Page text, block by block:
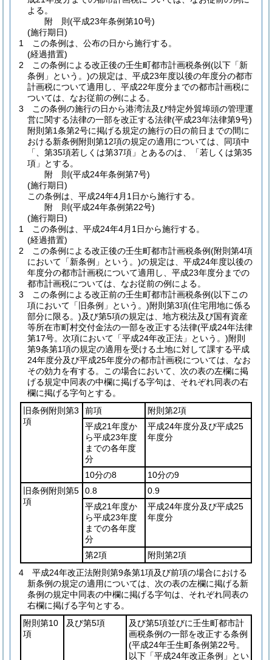
よる。
附 則(平成23年条例第10号)
(施行期日)
1
この条例は、公布の日から施行する。
(経過措置)
2
この条例による改正後の壬生町都市計画税条例(以下「新
条例」という。)の規定は、平成23年度以後の年度分の都市
計画税について適用し、平成22年度分までの都市計画税に
ついては、なお従前の例による。
3
この条例の施行の日から港湾法及び特定外貿埠頭の管理運
営に関する法律の一部を改正する法律(平成23年法律第9号)
附則第1条第2号に掲げる規定の施行の日の前日までの間に
おける新条例附則第12項の規定の適用については、同項中
「、第35項若しくは第37項」とあるのは、「若しくは第35
項」とする。
附 則(平成24年条例第7号)
(施行期日)
この条例は、平成24年4月1日から施行する。
附 則(平成24年条例第22号)
(施行期日)
1
この条例は、平成24年4月1日から施行する。
(経過措置)
2
この条例による改正後の壬生町都市計画税条例(附則第4項
において「新条例」という。)の規定は、平成24年度以後の
年度分の都市計画税について適用し、平成23年度分までの
都市計画税については、なお従前の例による。
3
この条例による改正前の壬生町都市計画税条例(以下この
項において「旧条例」という。)附則第3項(住宅用地に係る
部分に限る。)及び第5項の規定は、地方税法及び国有資産
等所在市町村交付金法の一部を改正する法律(平成24年法律
第17号。次項において「平成24年改正法」という。)附則
第9条第1項の規定の適用を受ける土地に対して課する平成
24年度分及び平成25年度分の都市計画税については、なお
その効力を有する。
この場合において、次の表の左欄に掲
げる規定中同表の中欄に掲げる字句は、それぞれ同表の右
欄に掲げる字句とする。
旧条例附則第3
項
前項
附則第2項
平成21年度か
ら平成23年度
までの各年度
分
平成24年度分及び平成25
年度分
10分の8
10分の9
旧条例附則第5
項
0.8
0.9
平成21年度か
ら平成23年度
までの各年度
分
平成24年度分及び平成25
年度分
第2項
附則第2項
4
平成24年改正法附則第9条第1項及び前項の場合における
新条例の規定の適用については、次の表の左欄に掲げる新
条例の規定中同表の中欄に掲げる字句は、それぞれ同表の
右欄に掲げる字句とする。
附則第10
項
及び第5項
及び第5項並びに壬生町都市計
画税条例の一部を改正する条例
(平成24年壬生町条例第22号。
以下「平成24年改正条例」とい